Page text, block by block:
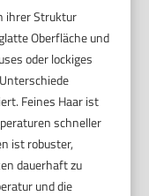
ihrer Struktur
Oberfläche und
oder lockiges
Feines Haar ist
schneller
ist robuster,
dauerhaft zu
und die